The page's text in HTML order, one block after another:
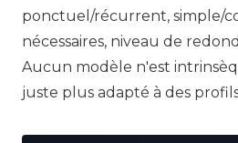
ponctuel/récurrent, simple/
nécessaires, niveau de
Aucun modèle n'est
juste plus adapté à des